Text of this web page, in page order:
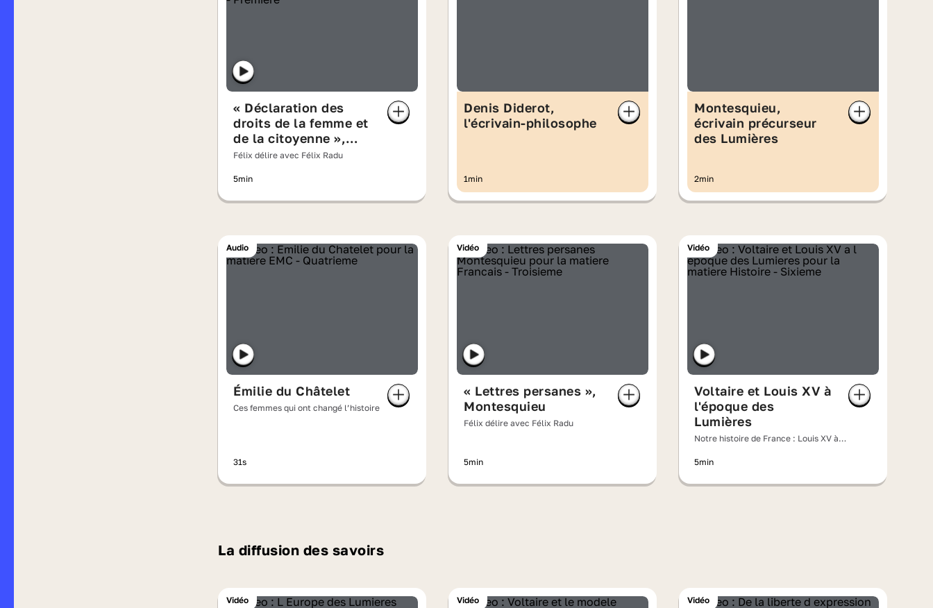
« Déclaration des
droits de la femme et
de la citoyenne »,
Olympe de Gouges
Félix délire avec Félix Radu
5min
Denis Diderot,
l'écrivain-philosophe
1min
Montesquieu,
écrivain précurseur
des Lumières
2min
Audio
Émilie du Châtelet
Ces femmes qui ont changé l’histoire
31s
Vidéo
« Lettres persanes »,
Montesquieu
Félix délire avec Félix Radu
5min
Vidéo
Voltaire et Louis XV à
l'époque des
Lumières
Notre histoire de France : Louis XV à
5min
La diffusion des savoirs
Vidéo Vidéo Vidéo